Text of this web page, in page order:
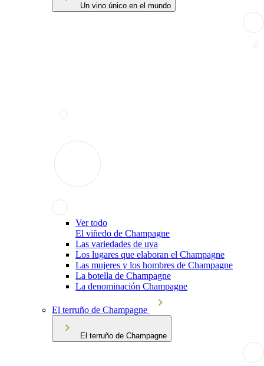
Un vino único en el mundo
Ver todo
El viñedo de Champagne
Las variedades de uva
Los lugares que elaboran el Champagne
Las mujeres y los hombres de Champagne
La botella de Champagne
La denominación Champagne
El terruño de Champagne
El terruño de Champagne